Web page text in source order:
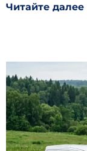
Читайте далее